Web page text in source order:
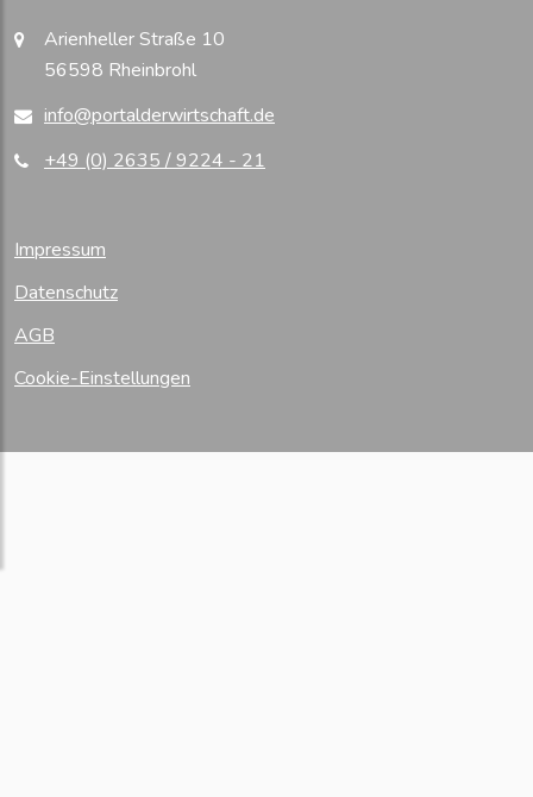
Arienheller Straße 10
56598 Rheinbrohl
info@portalderwirtschaft.de
+49 (0) 2635 / 9224 - 21
Impressum
Datenschutz
AGB
Cookie-Einstellungen